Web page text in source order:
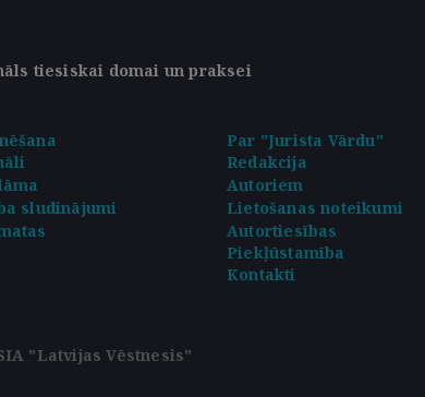
tiesiskai domai un praksei
Par "Jurista Vārdu"
Redakcija
Autoriem
sludinājumi
Lietošanas noteikumi
Autortiesības
Piekļūstamība
Kontakti
"Latvijas Vēstnesis"